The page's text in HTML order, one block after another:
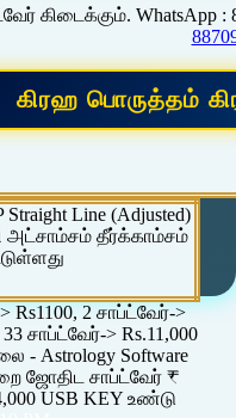
கிடைக்கும். WhatsApp :
Line (Adjusted)
அட்சாம்சம் தீர்க்காம்சம்
Rs1100, 2 சாப்ட்வேர்->
சாப்ட்வேர்-> Rs.11,000
- Astrology Software
ஜோதிட சாப்ட்வேர் ₹
USB KEY உண்டு